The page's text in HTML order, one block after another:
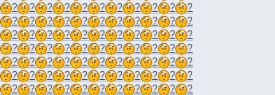
? ? ? ? ? ? ? ? ? ?
?
? ? ? ? ? ? ? ? ? ?
?
? ? ? ? ? ? ? ? ? ?
?
? ? ? ? ? ? ? ? ? ?
?
? ? ? ? ? ? ? ? ? ?
?
? ? ? ? ? ? ? ? ? ?
?
? ? ? ? ? ? ? ? ? ?
?